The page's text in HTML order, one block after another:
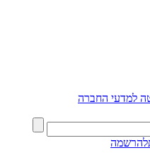
למדעי החברה
להרשמה